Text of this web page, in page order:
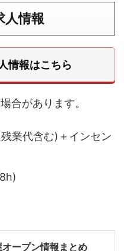
人情報
情報はこちら
合があります。
業代含む)＋インセン
ープン情報まとめ